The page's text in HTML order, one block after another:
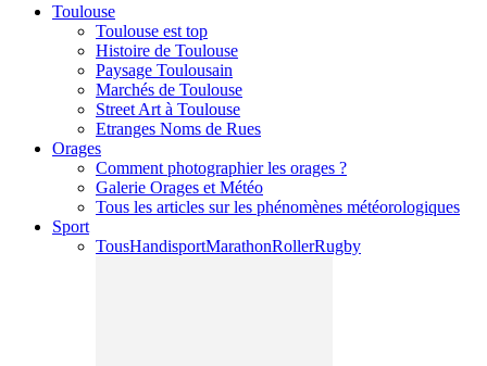
Toulouse
Toulouse est top
Histoire de Toulouse
Paysage Toulousain
Marchés de Toulouse
Street Art à Toulouse
Etranges Noms de Rues
Orages
Comment photographier les orages ?
Galerie Orages et Météo
Tous les articles sur les phénomènes météorologiques
Sport
TousHandisportMarathonRollerRugby